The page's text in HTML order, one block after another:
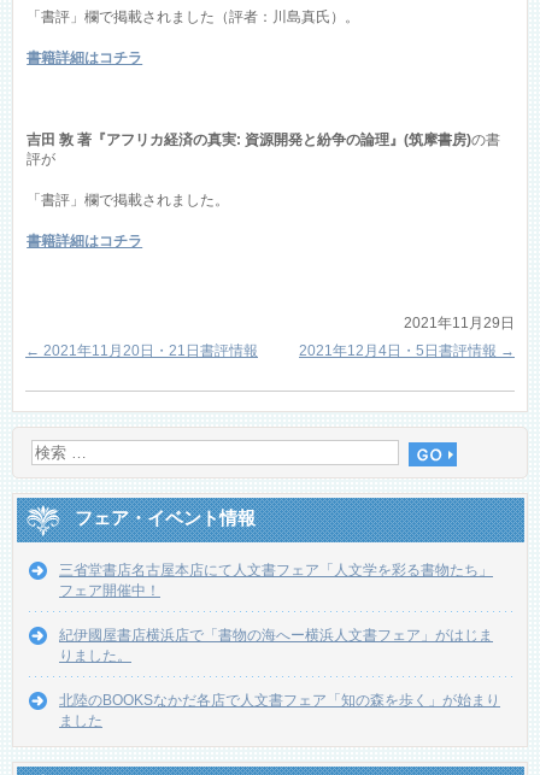
「書評」欄で掲載されました（評者：川島真氏）。
書籍詳細はコチラ
吉田 敦 著『アフリカ経済の真実: 資源開発と紛争の論理』(筑摩書房)の書
評が
「書評」欄で掲載されました。
書籍詳細はコチラ
2021年11月29日
← 2021年11月20日・21日書評情報 2021年12月4日・5日書評情報 →
フェア・イベント情報
三省堂書店名古屋本店にて人文書フェア「人文学を彩る書物たち」
フェア開催中！
紀伊國屋書店横浜店で「書物の海へー横浜人文書フェア」がはじま
りました。
北陸のBOOKSなかだ各店で人文書フェア「知の森を歩く」が始まり
ました